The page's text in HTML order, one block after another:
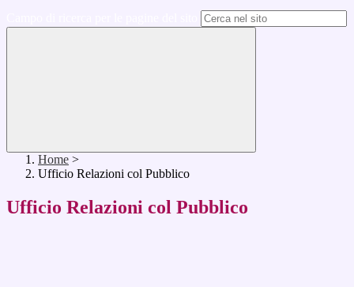
Home >
Ufficio Relazioni col Pubblico
Ufficio Relazioni col Pubblico